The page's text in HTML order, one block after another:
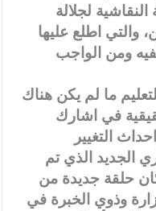
لجلالة
والتي اطلع عليها
ومن الواجب
ما لم يكن هناك
في اشارك
التغيير
الجديد الذي تم
حلقة جديدة من
وذوي الخبرة في